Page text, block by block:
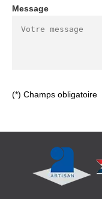
Message
(*) Champs obligatoire